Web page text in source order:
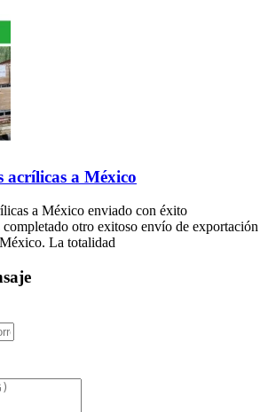
acrílicas a México
a México enviado con éxito
completado otro exitoso envío de exportación
La totalidad